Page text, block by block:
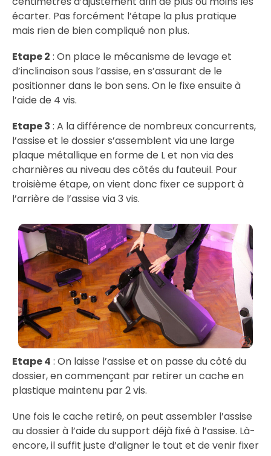
écarter. Pas forcément l’étape la plus pratique
mais rien de bien compliqué non plus.
Etape 2 : On place le mécanisme de levage et
d’inclinaison sous l’assise, en s’assurant de le
positionner dans le bon sens. On le fixe ensuite à
l’aide de 4 vis.
Etape 3 : A la différence de nombreux concurrents,
l’assise et le dossier s’assemblent via une large
plaque métallique en forme de L et non via des
charnières au niveau des côtés du fauteuil. Pour
troisième étape, on vient donc fixer ce support à
l’arrière de l’assise via 3 vis.
Etape 4 : On laisse l’assise et on passe du côté du
dossier, en commençant par retirer un cache en
plastique maintenu par 2 vis.
Une fois le cache retiré, on peut assembler l’assise
au dossier à l’aide du support déjà fixé à l’assise. Là-
encore, il suffit juste d’aligner le tout et de venir fixer